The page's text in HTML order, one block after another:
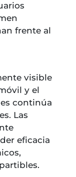
frente al
visible
y el
continúa
Las
eficacia